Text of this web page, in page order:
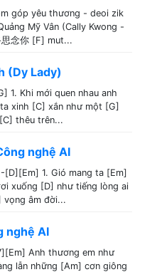
góp yêu thương - deoi zik
Mỹ Vân (Cally Kwong -
思念你 [F] mut...
(Dy Lady)
Khi mới quen nhau anh
xinh [C] xắn như một [G]
thêu trên...
nghệ AI
1. Gió mang ta [Em]
xuống [D] như tiếng lòng ai
vọng âm đời...
nghệ AI
Anh thương em như
lẫn những [Am] cơn giông